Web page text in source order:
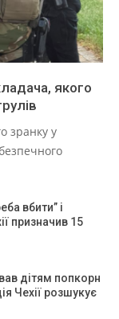
якого
зранку у
вбити” і
призначив 15
дітям попкорн
Чехії розшукує